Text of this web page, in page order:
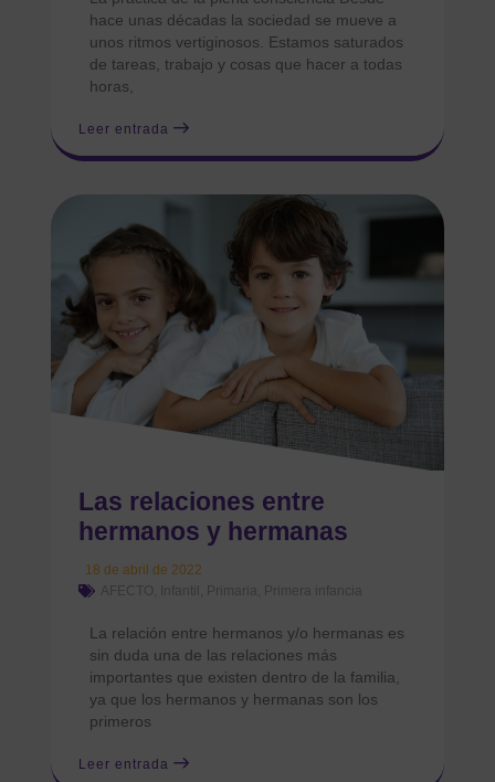
hace unas décadas la sociedad se mueve a
unos ritmos vertiginosos. Estamos saturados
de tareas, trabajo y cosas que hacer a todas
horas,
Leer entrada
Las relaciones entre
hermanos y hermanas
18 de abril de 2022
AFECTO
Infantil Primaria Primera infancia
La relación entre hermanos y/o hermanas es
sin duda una de las relaciones más
importantes que existen dentro de la familia,
ya que los hermanos y hermanas son los
primeros
Leer entrada